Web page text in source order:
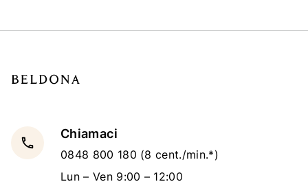
local_phone
Chiamaci
0848 800 180 (8 cent./min.*)
Lun – Ven 9:00 – 12:00